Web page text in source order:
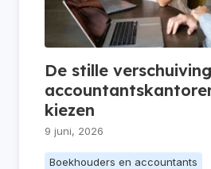
De stille
kiezen
9 juni, 2026
Boekhouders en accountants